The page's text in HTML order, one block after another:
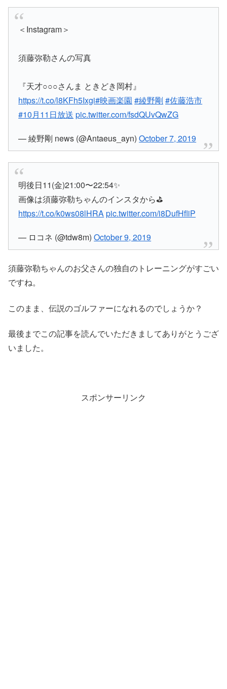
＜Instagram＞
須藤弥勒さんの写真
『天才○○○さんま ときどき岡村』
https://t.co/l8KFh5Ixgi#映画楽園 #綾野剛 #佐藤浩市
#10月11日放送 pic.twitter.com/fsdQUvQwZG
— 綾野剛 news (@Antaeus_ayn)October 7, 2019
明後日11(金)21:00〜22:54✨
画像は須藤弥勒ちゃんのインスタから⛳
https://t.co/k0ws08lHRA pic.twitter.com/i8DufHfliP
— ロコネ (@tdw8m)October 9, 2019
須藤弥勒ちゃんのお父さんの独自のトレーニングがすごい
ですね。
このまま、伝説のゴルファーになれるのでしょうか？
最後までこの記事を読んでいただきましてありがとうござ
いました。
スポンサーリンク